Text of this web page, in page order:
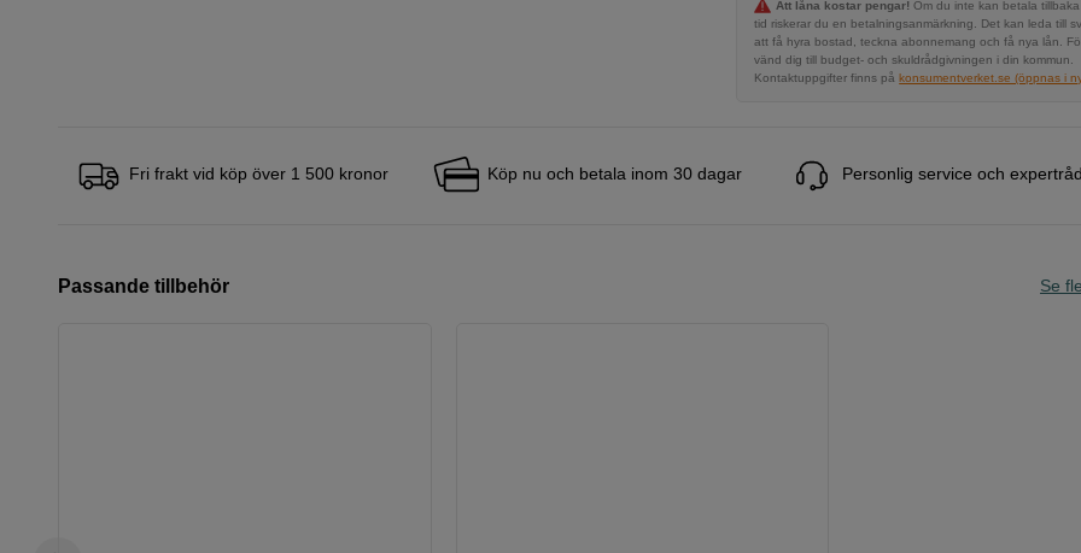
Att låna kostar pengar! Om du inte kan betala
tid riskerar du en betalningsanmärkning. Det kan leda till
att få hyra bostad, teckna abonnemang och få nya lån.
vänd dig till budget- och skuldrådgivningen i din kommun.
Kontaktuppgifter finns på konsumentverket.se (öppnas i
Fri frakt vid köp över 1 500 kronor Köp nu och betala inom 30 dagar Personlig service och
Passande tillbehör Se